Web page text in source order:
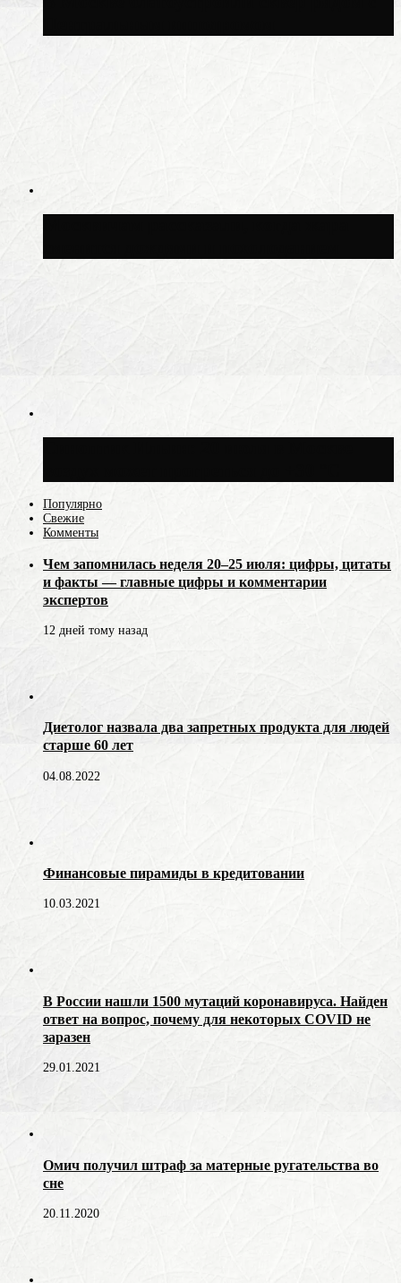
Популярно
Свежие
Комменты
Чем запомнилась неделя 20–25 июля: цифры, цитаты
и факты — главные цифры и комментарии
экспертов
12 дней тому назад
Диетолог назвала два запретных продукта для людей
старше 60 лет
04.08.2022
Финансовые пирамиды в кредитовании
10.03.2021
В России нашли 1500 мутаций коронавируса. Найден
ответ на вопрос, почему для некоторых COVID не
заразен
29.01.2021
Омич получил штраф за матерные ругательства во
сне
20.11.2020